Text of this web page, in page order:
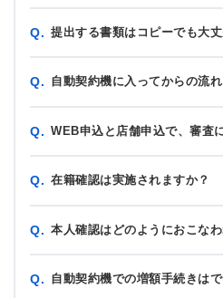
Q. 提出する書類はコピーでも大
Q. 自動契約機に入ってからの流
Q. WEB申込と店舗申込で、審査
Q. 在籍確認は実施されますか？
Q. 本人確認はどのようにおこな
Q. 自動契約機での増額手続きは